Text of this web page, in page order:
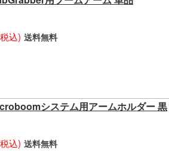
込) 送料無料
システム用アームホルダー 黒
込) 送料無料